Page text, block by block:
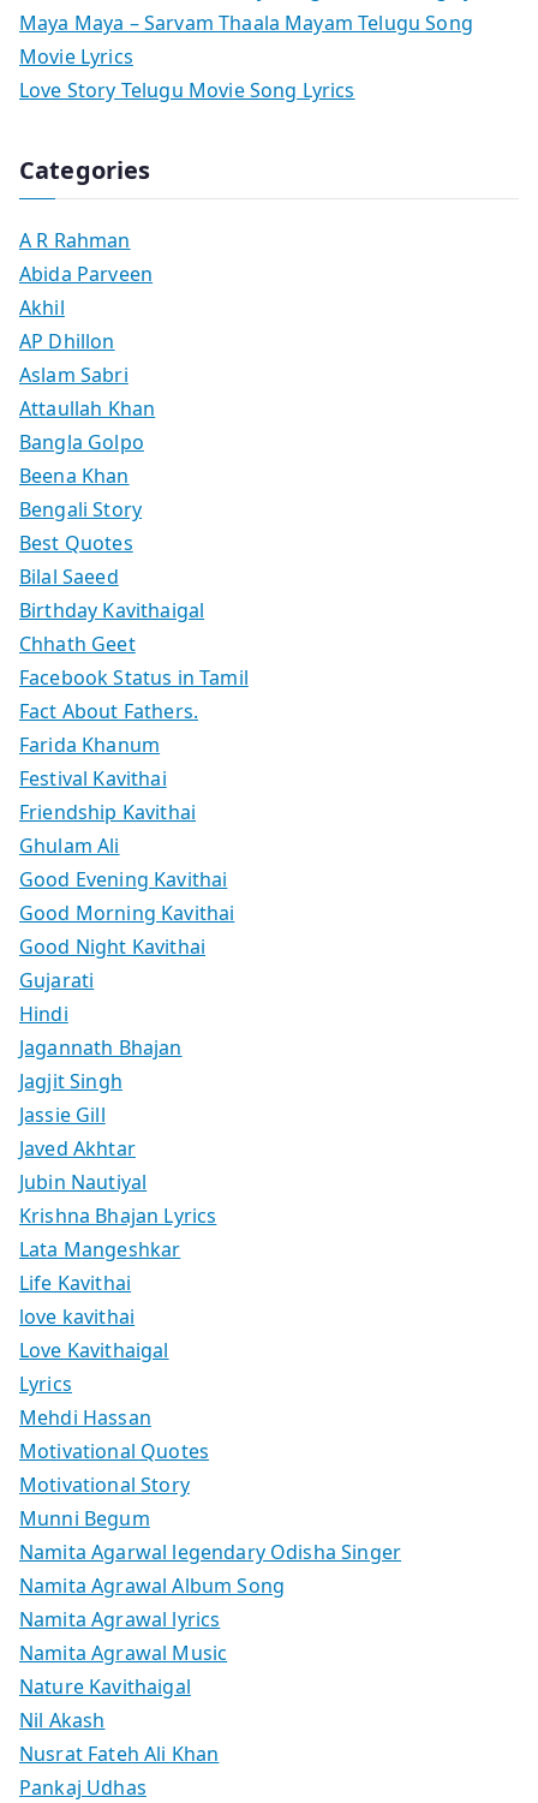
Maya Maya – Sarvam Thaala Mayam Telugu Song
Movie Lyrics
Love Story Telugu Movie Song Lyrics
Categories
A R Rahman
Abida Parveen
Akhil
AP Dhillon
Aslam Sabri
Attaullah Khan
Bangla Golpo
Beena Khan
Bengali Story
Best Quotes
Bilal Saeed
Birthday Kavithaigal
Chhath Geet
Facebook Status in Tamil
Fact About Fathers.
Farida Khanum
Festival Kavithai
Friendship Kavithai
Ghulam Ali
Good Evening Kavithai
Good Morning Kavithai
Good Night Kavithai
Gujarati
Hindi
Jagannath Bhajan
Jagjit Singh
Jassie Gill
Javed Akhtar
Jubin Nautiyal
Krishna Bhajan Lyrics
Lata Mangeshkar
Life Kavithai
love kavithai
Love Kavithaigal
Lyrics
Mehdi Hassan
Motivational Quotes
Motivational Story
Munni Begum
Namita Agarwal legendary Odisha Singer
Namita Agrawal Album Song
Namita Agrawal lyrics
Namita Agrawal Music
Nature Kavithaigal
Nil Akash
Nusrat Fateh Ali Khan
Pankaj Udhas